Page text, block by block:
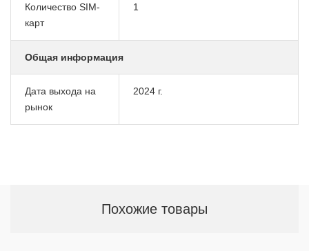
Количество SIM-
карт
1
Общая информация
Дата выхода на
рынок
2024 г.
Похожие товары